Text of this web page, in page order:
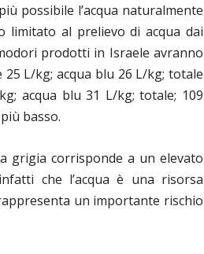
possibile l’acqua naturalmente
limitato al prelievo di acqua dai
prodotti in Israele avranno
L/kg; acqua blu 26 L/kg; totale
acqua blu 31 L/kg; totale; 109
basso.
grigia corrisponde a un elevato
che l’acqua è una risorsa
un importante rischio